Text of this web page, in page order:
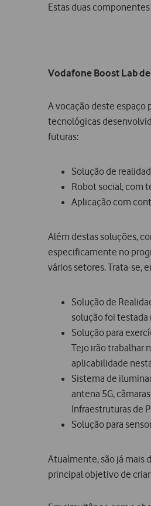
Estas duas
Vodafone Boost Lab
A vocação deste
tecnológicas
futuras:
Solução de
Robot social, com
Aplicação com
Além destas soluções,
especificamente no
vários setores. Trata-se,
Solução de
solução foi testada
Solução para
Tejo irão trabalhar
aplicabilidade
Sistema de
antena 5G,
Infraestruturas de
Solução para
Atualmente, são já mais
principal objetivo de